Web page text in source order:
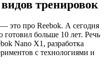
тренировок
это про Reebok. А сегодня
больше 10 лет. Речь
Nano X1, разработка
с технологиями и